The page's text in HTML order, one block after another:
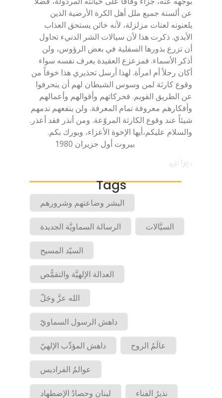
عن ألسنة جميع ملل أهل الكرة الأرضية الذين
يلعنونه لعنات مزلزلة، لأنه خائن يستحق العذاب
الأبدي. ذكرت هذا لأن سيالات الشر الدنيء تحاول
أن تزرع بذورها السفلية في بعض الرؤوس، ولن
أذكر الأسماء. فمزعزع العقيدة يعرف نفسه سواء
أكان رجلاً أم امرأة. لهذا أرسل تحذيري هذا خوفاً من
وقوع كارثة لمن وسوس الشيطان لهم أن ينحرفوا
عن الطريق القويم. فحركاتهم وأقوالهم وأعمالهم
وأفكارهم معروفة تمام المعرفة. ولن ينفعهم ندمهم
شيئاً عند وقوع الكارثة المروّعة. ومن أنذر فقد أعذر.
والسلام عليكم،أيها الإخوة الأعزاء، وبورك بكم.
بيروت أول حزيران 1980
إقرأ المزيد »
Tags
البشر وضاعتهم وشرورهم
الرسالة السماويَّة الجديدة السيَّالات
السيّد المسيح
العدالة الإلهيَّة والتقمُّص
الله عزَّ وجَلّ
داهش الرسول السماويّ
داهش المؤدِّب الإلهيّ عالَمُ الروح
عوالمُ الفراديس
لبنان وحصادُ الإضطهاد نذيرُ الفناء